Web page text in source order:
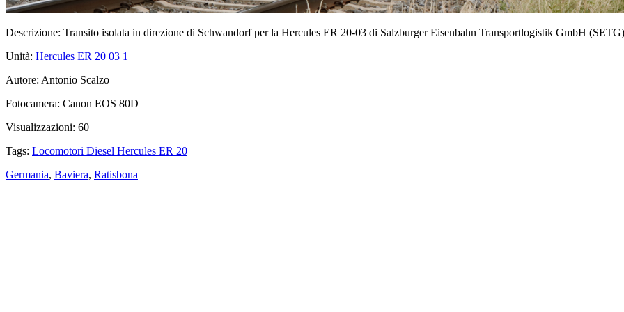
Descrizione: Transito isolata in direzione di Schwandorf per la Hercules ER 20-03 di Salzburger Eisenbahn Transportlogistik GmbH (SETG)
Unità: Hercules ER 20 03 1
Autore: Antonio Scalzo
Fotocamera: Canon EOS 80D
Visualizzazioni: 60
Tags: Locomotori Diesel Hercules ER 20
Germania, Baviera, Ratisbona